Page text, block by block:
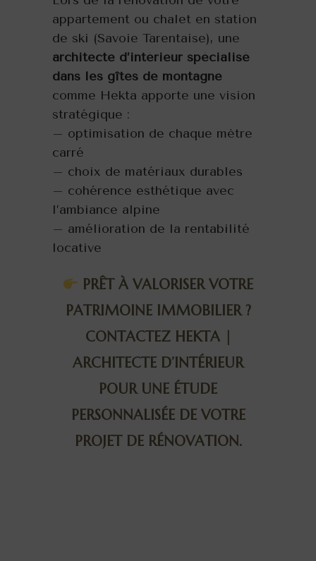
appartement ou chalet en station
de ski (Savoie Tarentaise), une
architecte d’intérieur spécialisé
dans les gîtes de montagne
comme Hekta apporte une vision
stratégique :
– optimisation de chaque mètre
carré
– choix de matériaux durables
– cohérence esthétique avec
l’ambiance alpine
– amélioration de la rentabilité
locative
PRÊT À VALORISER VOTRE
PATRIMOINE IMMOBILIER ?
CONTACTEZ HEKTA |
ARCHITECTE D’INTÉRIEUR
POUR UNE ÉTUDE
PERSONNALISÉE DE VOTRE
PROJET DE RÉNOVATION.